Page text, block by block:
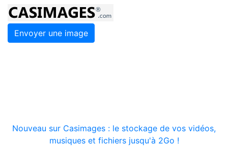
Envoyer une image
Nouveau sur Casimages : le stockage de vos vidéos,
musiques et fichiers jusqu'à 2Go !